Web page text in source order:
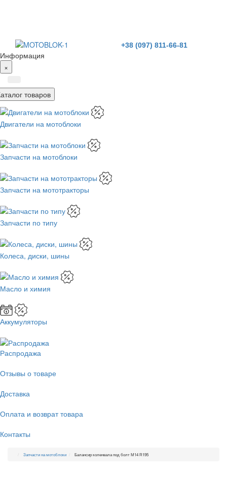
+38 (097) 811-66-81
Информация
×
товаров
Двигатели на мотоблоки
Запчасти на мотоблоки
Запчасти на мототракторы
Запчасти по типу
Колеса, диски, шины
Масло и химия
Аккумуляторы
Распродажа
Отзывы о товаре
Доставка
Оплата и возврат товара
Контакты
Запчасти на мотоблоки Балансир коленвала под болт М14 R195